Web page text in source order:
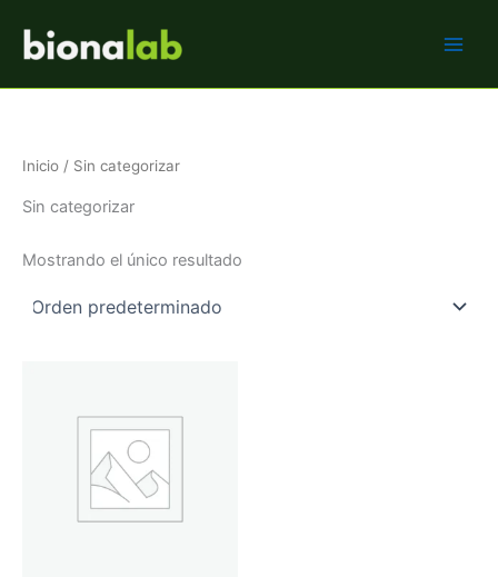
contenido
Inicio / Sin categorizar
Sin categorizar
Mostrando el único resultado